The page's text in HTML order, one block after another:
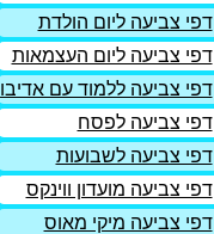
דפי צביעה ליום הולדת
דפי צביעה ליום העצמאות
דפי צביעה ללמוד עם אדיבו
דפי צביעה לפסח
דפי צביעה לשבועות
דפי צביעה מועדון ווינקס
דפי צביעה מיקי מאוס